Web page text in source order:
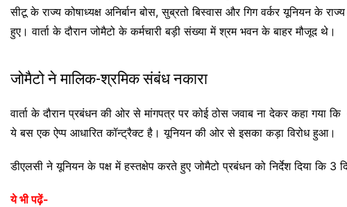
सीटू के राज्य कोषाध्यक्ष अनिर्बान बोस, सुब्रतो बिस्वास और गिग वर्कर यूनियन के
हुए। वार्ता के दौरान जोमैटो के कर्मचारी बड़ी संख्या में श्रम भवन के बाहर मौजूद थे।
जोमैटो ने मालिक-श्रमिक संबंध नकारा
वार्ता के दौरान प्रबंधन की ओर से मांगपत्र पर कोई ठोस जवाब ना देकर कहा गया
ये बस एक ऐप्प आधारित कॉन्ट्रैक्ट है। यूनियन की ओर से इसका कड़ा विरोध हुआ।
डीएलसी ने यूनियन के पक्ष में हस्तक्षेप करते हुए जोमैटो प्रबंधन को निर्देश दिया कि 3
ये भी पढ़ें-